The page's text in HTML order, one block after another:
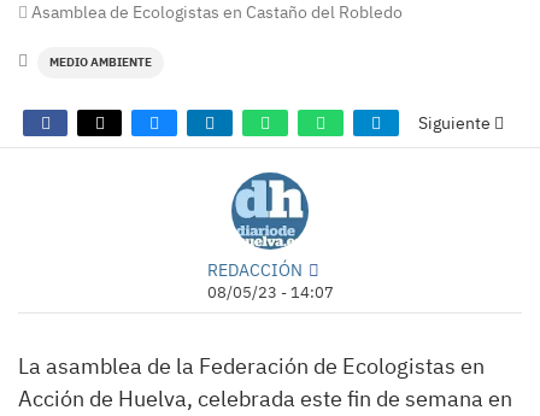
Asamblea de Ecologistas en Castaño del Robledo
MEDIO AMBIENTE
Siguiente
REDACCIÓN
08/05/23 - 14:07
La asamblea de la Federación de Ecologistas en
Acción de Huelva, celebrada este fin de semana en